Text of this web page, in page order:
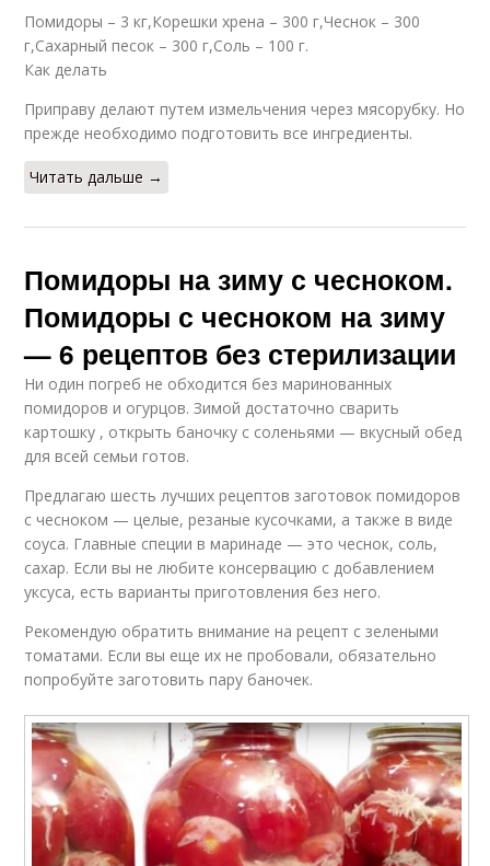
Помидоры – 3 кг,Корешки хрена – 300 г,Чеснок – 300
г,Сахарный песок – 300 г,Соль – 100 г.
Как делать
Приправу делают путем измельчения через мясорубку. Но
прежде необходимо подготовить все ингредиенты.
Читать дальше →
Помидоры на зиму с чесноком.
Помидоры с чесноком на зиму
— 6 рецептов без стерилизации
Ни один погреб не обходится без маринованных
помидоров и огурцов. Зимой достаточно сварить
картошку , открыть баночку с соленьями — вкусный обед
для всей семьи готов.
Предлагаю шесть лучших рецептов заготовок помидоров
с чесноком — целые, резаные кусочками, а также в виде
соуса. Главные специи в маринаде — это чеснок, соль,
сахар. Если вы не любите консервацию с добавлением
уксуса, есть варианты приготовления без него.
Рекомендую обратить внимание на рецепт с зелеными
томатами. Если вы еще их не пробовали, обязательно
попробуйте заготовить пару баночек.